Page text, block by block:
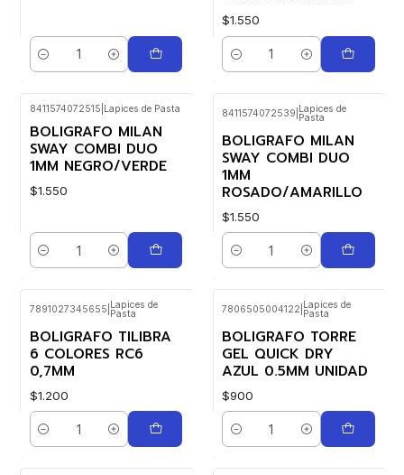
Cantidad
$1.550
Cantidad
8411574072515 Lapices de Pasta
BOLIGRAFO MILAN
SWAY COMBI DUO
1MM NEGRO/VERDE
$1.550
Cantidad
8411574072539 Lapices de
Pasta
BOLIGRAFO MILAN
SWAY COMBI DUO
1MM
ROSADO/AMARILLO
$1.550
Cantidad
7891027345655 Lapices de
Pasta
BOLIGRAFO TILIBRA
6 COLORES RC6
0,7MM
$1.200
Cantidad
7806505004122 Lapices de
Pasta
BOLIGRAFO TORRE
GEL QUICK DRY
AZUL 0.5MM UNIDAD
$900
Cantidad